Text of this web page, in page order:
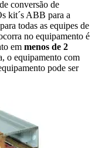
conversão de
kit´s ABB para a
todas as equipes de
no equipamento é
em menos de 2
o equipamento com
pode ser